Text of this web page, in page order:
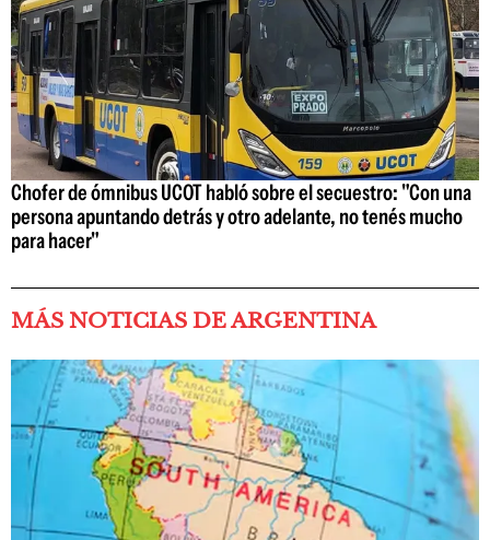
Chofer de ómnibus UCOT habló sobre el secuestro: "Con una
persona apuntando detrás y otro adelante, no tenés mucho
para hacer"
MÁS NOTICIAS DE ARGENTINA